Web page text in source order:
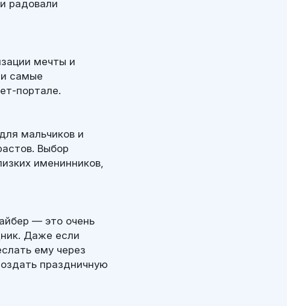
радовали
мечты и
самые
портале.
мальчиков и
Выбор
именинников,
— это очень
Даже если
ему через
праздничную